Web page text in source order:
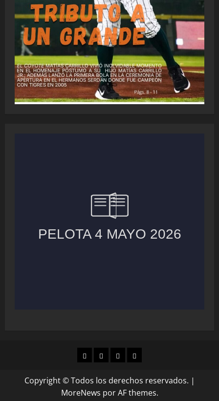
MUNICIPIOS
LOCALES
NACIONAL
COLUMNAS
Copyright © Todos los derechos reservados. |
MoreNews por AF themes.